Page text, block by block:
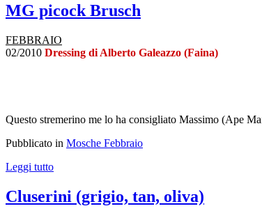
MG picock Brusch
FEBBRAIO
02/2010 Dressing di Alberto Galeazzo (Faina)
Questo stremerino me lo ha consigliato Massimo (Ape
Pubblicato in Mosche Febbraio
Leggi tutto
Cluserini (grigio, tan, oliva)